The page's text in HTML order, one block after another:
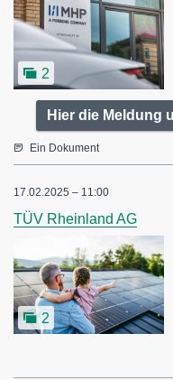
2
Hier die Meldung
Ein Dokument
17.02.2025 – 11:00
TÜV Rheinland AG
2